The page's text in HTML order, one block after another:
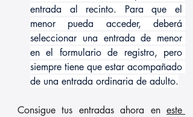
entrada al recinto. Para que el
menor pueda acceder, deberá
seleccionar una entrada de menor
en el formulario de registro, pero
siempre tiene que estar acompañado
de una entrada ordinaria de adulto.
Consigue tus entradas ahora en este